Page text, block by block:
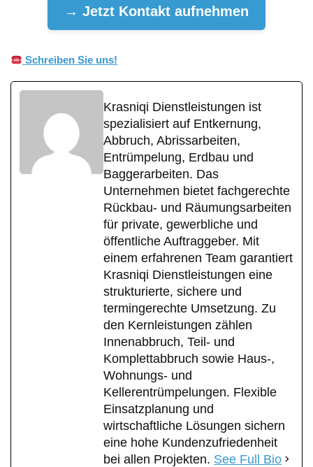
→ Jetzt Kontakt aufnehmen
Schreiben Sie uns!
Krasniqi Dienstleistungen ist
spezialisiert auf Entkernung,
Abbruch, Abrissarbeiten,
Entrümpelung, Erdbau und
Baggerarbeiten. Das
Unternehmen bietet fachgerechte
Rückbau- und Räumungsarbeiten
für private, gewerbliche und
öffentliche Auftraggeber. Mit
einem erfahrenen Team garantiert
Krasniqi Dienstleistungen eine
strukturierte, sichere und
termingerechte Umsetzung. Zu
den Kernleistungen zählen
Innenabbruch, Teil- und
Komplettabbruch sowie Haus-,
Wohnungs- und
Kellerentrümpelungen. Flexible
Einsatzplanung und
wirtschaftliche Lösungen sichern
eine hohe Kundenzufriedenheit
bei allen Projekten. See Full Bio